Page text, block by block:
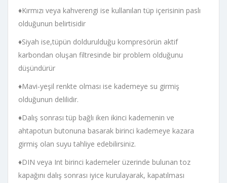
♦Kırmızı veya kahverengi ise kullanılan tüp içerisinin paslı
olduğunun belirtisidir
♦Siyah ise,tüpün doldurulduğu kompresörün aktif
karbondan oluşan filtresinde bir problem olduğunu
düşündürür
♦Mavi-yeşil renkte olması ise kademeye su girmiş
olduğunun delilidir.
♦Dalış sonrası tüp bağlı iken ikinci kademenin ve
ahtapotun butonuna basarak birinci kademeye kazara
girmiş olan suyu tahliye edebilirsiniz.
♦DIN veya Int birinci kademeler üzerinde bulunan toz
kapağını dalış sonrası iyice kurulayarak, kapatılması